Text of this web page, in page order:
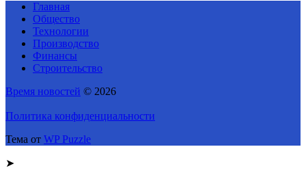
Главная
Общество
Технологии
Производство
Финансы
Строительство
Время новостей © 2026
Политика конфиденциальности
Тема от WP Puzzle
➤